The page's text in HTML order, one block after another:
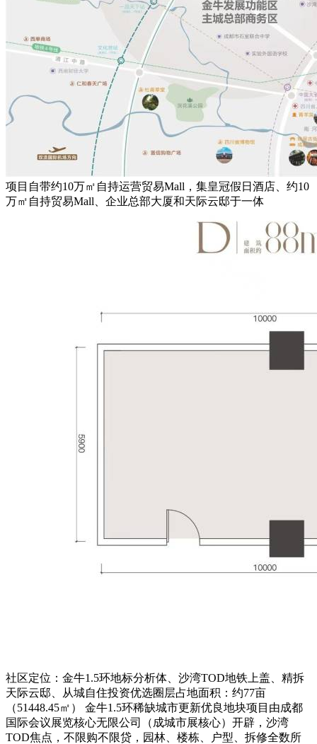
项目自带约10万㎡自持运营贸易Mall，集皇冠假日酒店、约10
万㎡自持贸易Mall、企业总部大厦和天际云邸于一体
社区定位：金牛1.5环地标分析体、沙湾TOD地铁上盖、精拆
天际云邸、从城自住投资优选圈层占地面积：约77亩
（51448.45㎡） 金牛1.5环稀缺城市更新优良地块项目由成都
国际会议展览核心无限公司（成城市展核心）开辟，沙湾
TOD焦点，不限购不限贷，园林、楼栋、户型、拆修全数所